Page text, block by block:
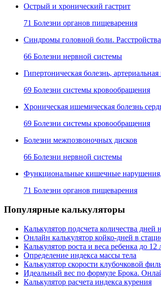
Острый и хронический гастрит
71 Болезни органов пищеварения
Синдромы головной боли.
66 Болезни нервной системы
Гипертоническая болезнь,
69 Болезни системы кровообращения
Хроническая ишемическая болезнь
69 Болезни системы кровообращения
Болезни межпозвоночных дисков
66 Болезни нервной системы
Функциональные кишечные нарушения,
71 Болезни органов пищеварения
Популярные калькуляторы
Калькулятор подсчета количества дней
Онлайн калькулятор койко-дней в
Калькулятор роста и веса ребенка до 12
Определение индекса массы тела
Калькулятор скорости клубочковой
Идеальный вес по формуле Брока.
Калькулятор расчета индекса курения